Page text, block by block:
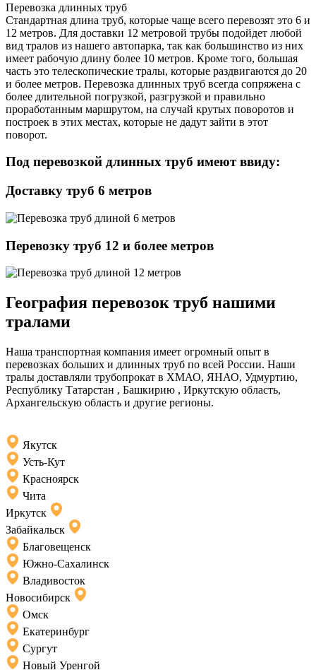
Перевозка длинных труб
Стандартная длина труб, которые чаще всего перевозят это 6 и
12 метров. Для доставки 12 метровой трубы подойдет любой
вид тралов из нашего автопарка, так как большинство из них
имеет рабочую длину более 10 метров. Кроме того, большая
часть это телескопические тралы, которые раздвигаются до 20
и более метров. Перевозка длинных труб всегда сопряжена с
более длительной погрузкой, разгрузкой и правильно
проработанным маршрутом, на случай крутых поворотов и
построек в этих местах, которые не дадут зайти в этот
поворот.
Под перевозкой длинных труб имеют ввиду:
Доставку труб 6 метров
Перевозку труб 12 и более метров
География перевозок труб нашими
тралами
Наша транспортная компания имеет огромный опыт в
перевозках больших и длинных труб по всей России. Наши
тралы доставляли трубопрокат в ХМАО, ЯНАО, Удмуртию,
Республику Татарстан , Башкирию , Иркутскую область,
Архангельскую область и другие регионы.
Якутск
Усть-Кут
Красноярск
Чита
Иркутск
Забайкальск
Благовещенск
Южно-Сахалинск
Владивосток
Новосибирск
Омск
Екатеринбург
Сургут
Новый Уренгой